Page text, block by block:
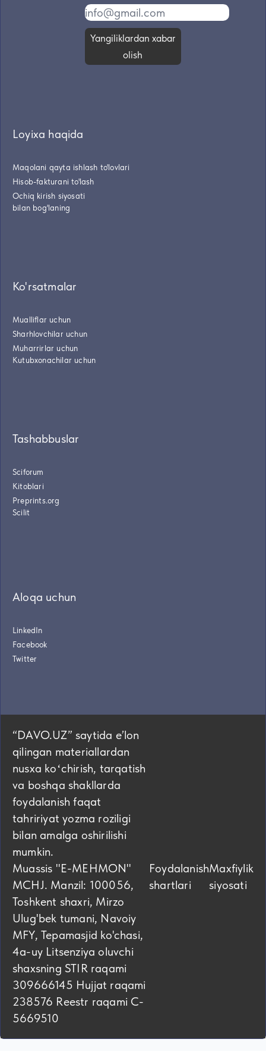
Yangiliklardan xabar
olish
Loyixa haqida
Maqolani qayta ishlash to'lovlari
Hisob-fakturani to'lash
Ochiq kirish siyosati
bilan bog'laning
Ko'rsatmalar
Mualliflar uchun
Sharhlovchilar uchun
Muharrirlar uchun
Kutubxonachilar uchun
Tashabbuslar
Sciforum
Kitoblari
Preprints.org
Scilit
Aloqa uchun
LinkedIn
Facebook
Twitter
“DAVO.UZ” saytida eʼlon
qilingan materiallardan
nusxa koʻchirish, tarqatish
va boshqa shakllarda
foydalanish faqat
tahririyat yozma roziligi
bilan amalga oshirilishi
mumkin.
Muassis "E-MEHMON"
MCHJ. Manzil: 100056,
Toshkent shaxri, Mirzo
Ulug'bek tumani, Navoiy
MFY, Tepamasjid ko'chasi,
4а-uy Litsenziya oluvchi
shaxsning STIR raqami
309666145 Hujjat raqami
238576 Reestr raqami C-
5669510
Foydalanish
shartlari
Maxfiylik
siyosati